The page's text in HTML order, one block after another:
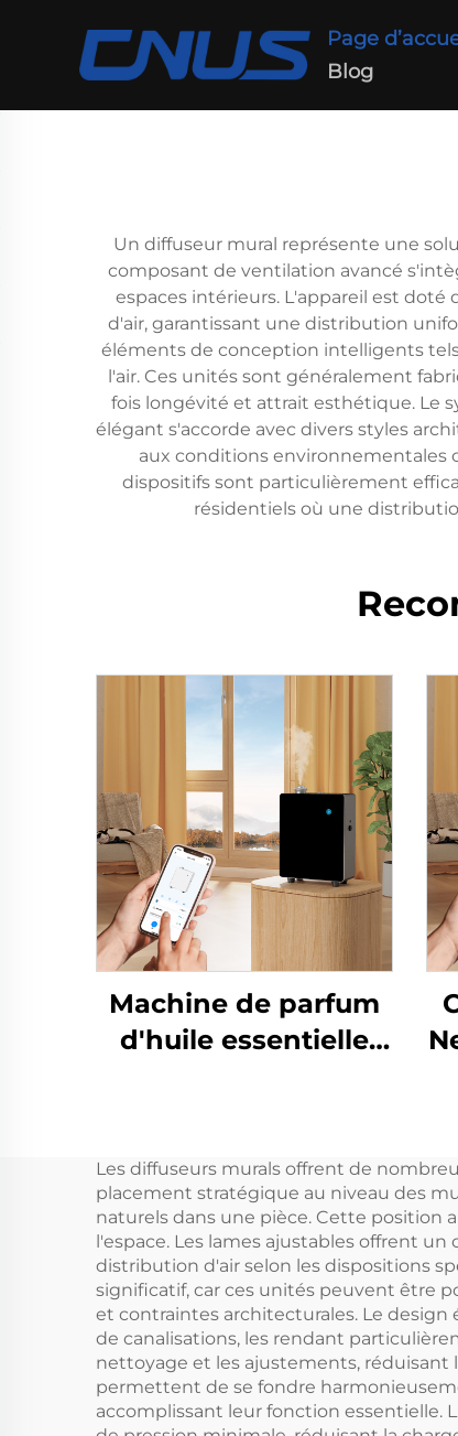
Page
Blog
Un diffuseur mural représente une
composant de ventilation avancé
espaces intérieurs. L'appareil est
d'air, garantissant une distribution
éléments de conception intelligents
l'air. Ces unités sont généralement
fois longévité et attrait esthétique. Le
élégant s'accorde avec divers styles
aux conditions environnementales
dispositifs sont particulièrement
résidentiels où une
Machine de parfum
d'huile essentielle
personnalisé
Contrôle Wifi
Machine de
désodorisant
électrique
Les diffuseurs murals offrent de
placement stratégique au niveau des
naturels dans une pièce. Cette position
l'espace. Les lames ajustables offrent
distribution d'air selon les dispositions
significatif, car ces unités peuvent être
et contraintes architecturales. Le
de canalisations, les rendant
nettoyage et les ajustements, réduisant
permettent de se fondre
accomplissant leur fonction essentielle.